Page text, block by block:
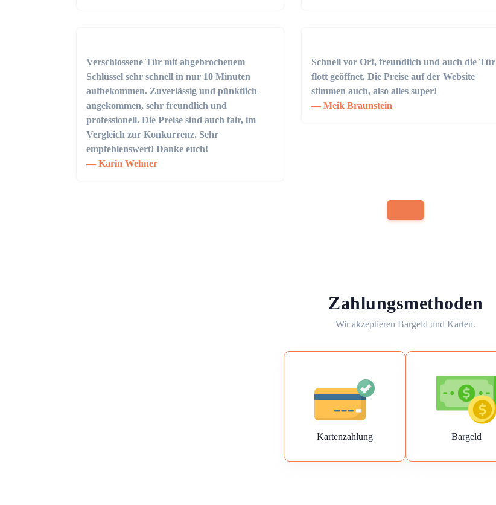
Verschlossene Tür mit abgebrochenem
Schlüssel sehr schnell in nur 10 Minuten
aufbekommen. Zuverlässig und pünktlich
angekommen, sehr freundlich und
professionell. Die Preise sind auch fair, im
Vergleich zur Konkurrenz. Sehr
empfehlenswert! Danke euch!
Karin Wehner
Schnell vor Ort, freundlich und auch die Tür
flott geöffnet. Die Preise auf der Website
stimmen auch, also alles super!
Meik Braunstein
Zahlungsmethoden
Wir akzeptieren Bargeld und Karten.
Kartenzahlung Bargeld